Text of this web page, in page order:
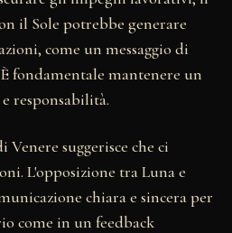
il Sole potrebbe generare
come un messaggio di
fondamentale mantenere un
responsabilità.
suggerisce che ci
L'opposizione tra Luna e
chiara e sincera per
come in un feedback